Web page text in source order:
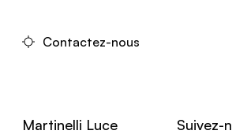
Contactez-nous
Martinelli Luce Suivez-